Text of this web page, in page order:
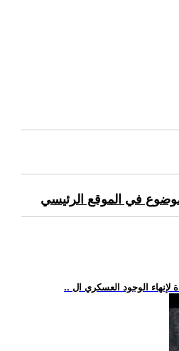
في الموقع الرئيسي
لإنهاء الوجود العسكري ال